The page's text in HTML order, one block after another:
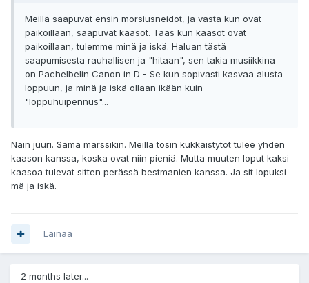
Meillä saapuvat ensin morsiusneidot, ja vasta kun ovat
paikoillaan, saapuvat kaasot. Taas kun kaasot ovat
paikoillaan, tulemme minä ja iskä. Haluan tästä
saapumisesta rauhallisen ja "hitaan", sen takia musiikkina
on Pachelbelin Canon in D - Se kun sopivasti kasvaa alusta
loppuun, ja minä ja iskä ollaan ikään kuin
"loppuhuipennus"...
Näin juuri. Sama marssikin. Meillä tosin kukkaistytöt tulee yhden
kaason kanssa, koska ovat niin pieniä. Mutta muuten loput kaksi
kaasoa tulevat sitten perässä bestmanien kanssa. Ja sit lopuksi
mä ja iskä.
Lainaa
2 months later...